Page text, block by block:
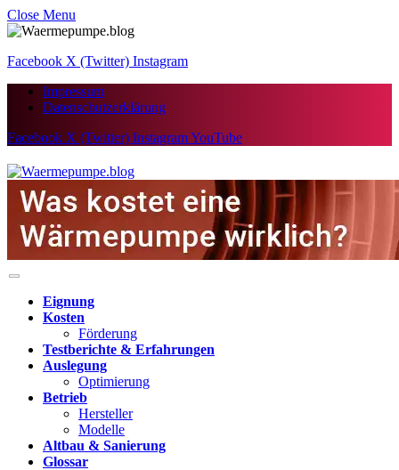
Close Menu
Facebook X (Twitter) Instagram
Impressum
Datenschutzerklärung
Facebook X (Twitter) InstagramYouTube
Eignung
Kosten
Förderung
Testberichte & Erfahrungen
Auslegung
Optimierung
Betrieb
Hersteller
Modelle
Altbau & Sanierung
Glossar